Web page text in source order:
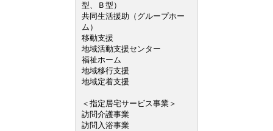
型、Ｂ型）
共同生活援助（グループホー
ム）
移動支援
地域活動支援センター
福祉ホーム
地域移行支援
地域定着支援
＜指定居宅サービス事業＞
訪問介護事業
訪問入浴事業